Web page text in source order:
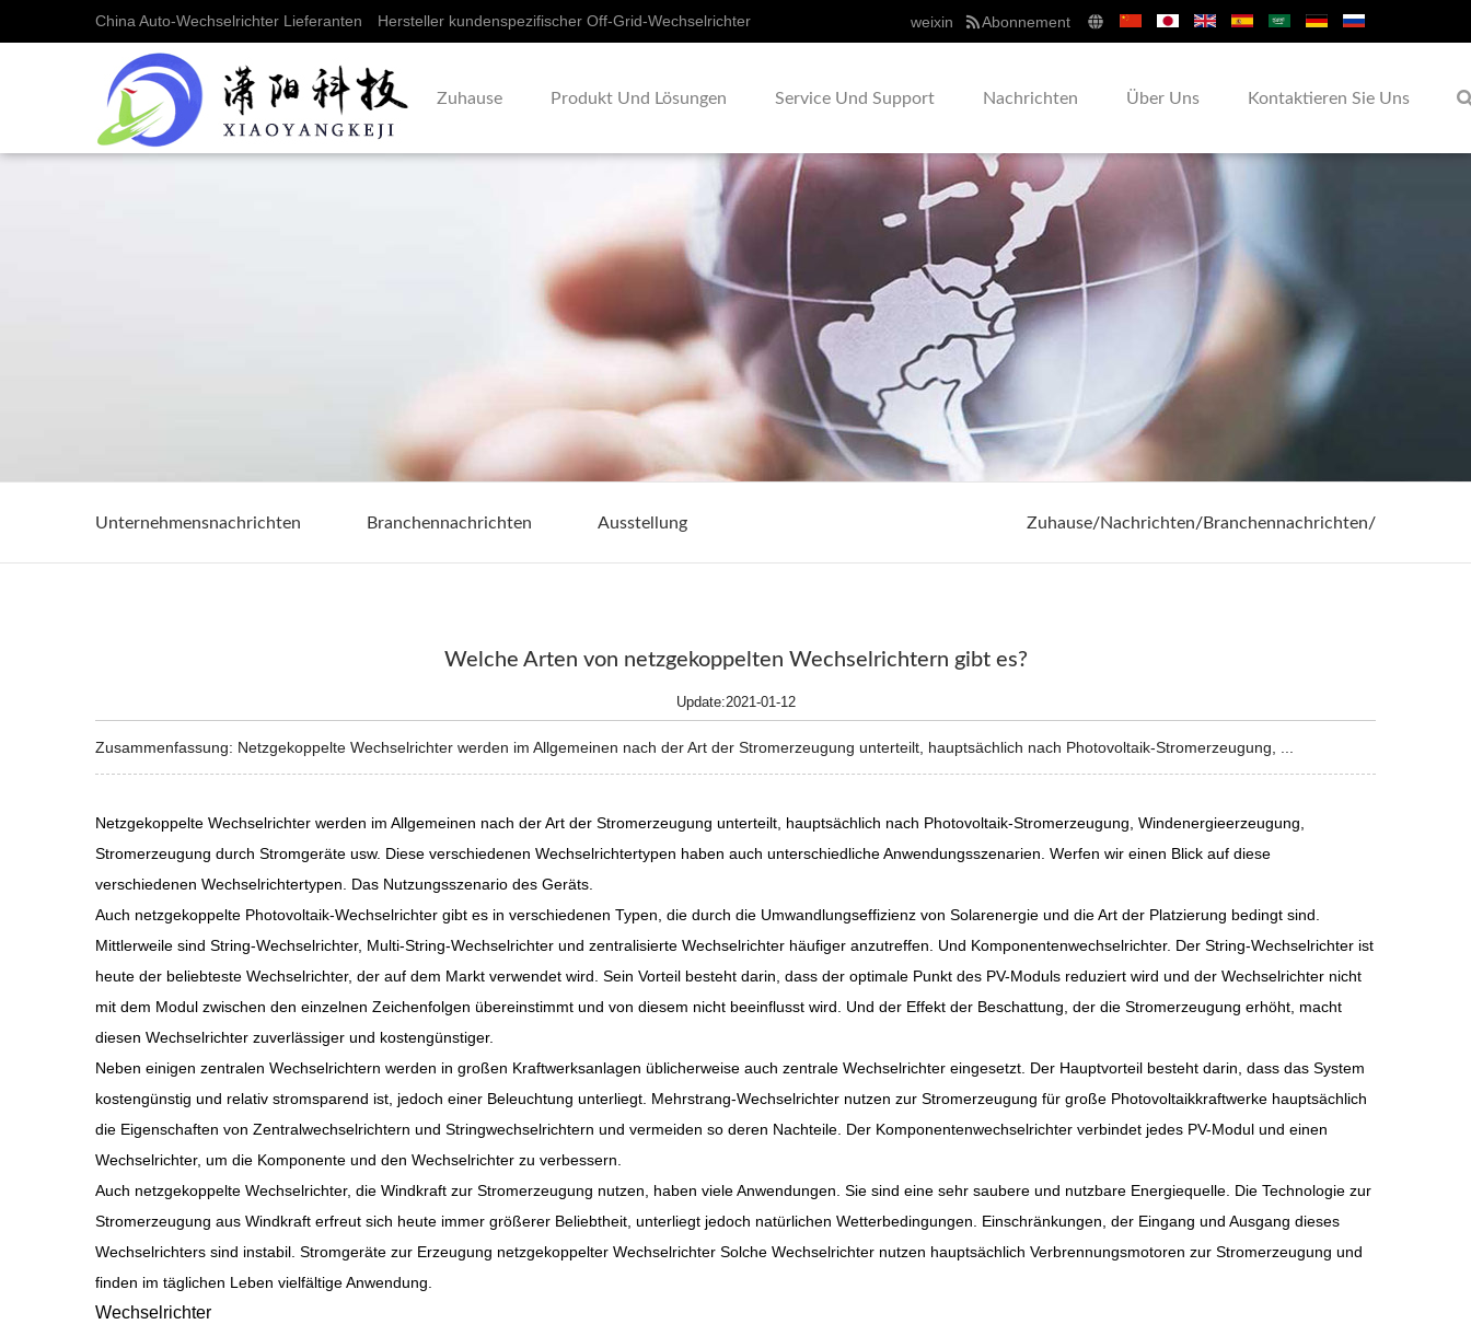
China Auto-Wechselrichter Lieferanten Hersteller kundenspezifischer Off-Grid-Wechselrichter weixin Abonnement
Zuhause Produkt Und Lösungen Service Und Support Nachrichten Über Uns Kontaktieren Sie Uns
Unternehmensnachrichten Branchennachrichten Ausstellung Zuhause/Nachrichten/Branchennachrichten/
Welche Arten von netzgekoppelten Wechselrichtern gibt es?
Update:2021-01-12
Zusammenfassung: Netzgekoppelte Wechselrichter werden im Allgemeinen nach der Art der Stromerzeugung unterteilt, hauptsächlich nach Photovoltaik-Stromerzeugung, ...
Netzgekoppelte Wechselrichter werden im Allgemeinen nach der Art der Stromerzeugung unterteilt, hauptsächlich nach Photovoltaik-Stromerzeugung, Windenergieerzeugung,
Stromerzeugung durch Stromgeräte usw. Diese verschiedenen Wechselrichtertypen haben auch unterschiedliche Anwendungsszenarien. Werfen wir einen Blick auf diese
verschiedenen Wechselrichtertypen. Das Nutzungsszenario des Geräts.
Auch netzgekoppelte Photovoltaik-Wechselrichter gibt es in verschiedenen Typen, die durch die Umwandlungseffizienz von Solarenergie und die Art der Platzierung bedingt sind.
Mittlerweile sind String-Wechselrichter, Multi-String-Wechselrichter und zentralisierte Wechselrichter häufiger anzutreffen. Und Komponentenwechselrichter. Der String-Wechselrichter ist
heute der beliebteste Wechselrichter, der auf dem Markt verwendet wird. Sein Vorteil besteht darin, dass der optimale Punkt des PV-Moduls reduziert wird und der Wechselrichter nicht
mit dem Modul zwischen den einzelnen Zeichenfolgen übereinstimmt und von diesem nicht beeinflusst wird. Und der Effekt der Beschattung, der die Stromerzeugung erhöht, macht
diesen Wechselrichter zuverlässiger und kostengünstiger.
Neben einigen zentralen Wechselrichtern werden in großen Kraftwerksanlagen üblicherweise auch zentrale Wechselrichter eingesetzt. Der Hauptvorteil besteht darin, dass das System
kostengünstig und relativ stromsparend ist, jedoch einer Beleuchtung unterliegt. Mehrstrang-Wechselrichter nutzen zur Stromerzeugung für große Photovoltaikkraftwerke hauptsächlich
die Eigenschaften von Zentralwechselrichtern und Stringwechselrichtern und vermeiden so deren Nachteile. Der Komponentenwechselrichter verbindet jedes PV-Modul und einen
Wechselrichter, um die Komponente und den Wechselrichter zu verbessern.
Auch netzgekoppelte Wechselrichter, die Windkraft zur Stromerzeugung nutzen, haben viele Anwendungen. Sie sind eine sehr saubere und nutzbare Energiequelle. Die Technologie zur
Stromerzeugung aus Windkraft erfreut sich heute immer größerer Beliebtheit, unterliegt jedoch natürlichen Wetterbedingungen. Einschränkungen, der Eingang und Ausgang dieses
Wechselrichters sind instabil. Stromgeräte zur Erzeugung netzgekoppelter Wechselrichter Solche Wechselrichter nutzen hauptsächlich Verbrennungsmotoren zur Stromerzeugung und
finden im täglichen Leben vielfältige Anwendung.
Wechselrichter